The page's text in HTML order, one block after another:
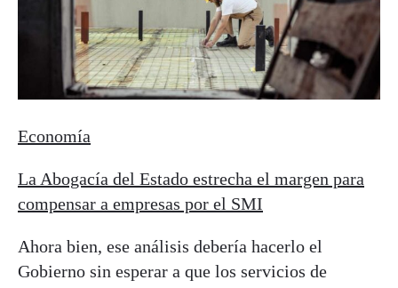
Economía
La Abogacía del Estado estrecha el margen para
compensar a empresas por el SMI
Ahora bien, ese análisis debería hacerlo el
Gobierno sin esperar a que los servicios de